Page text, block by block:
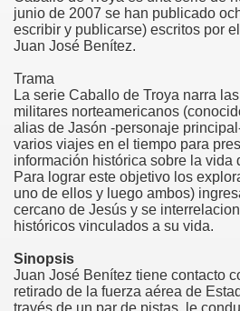
junio de 2007 se han publicado
escribir y publicarse) escritos por
Juan José Benítez.
Trama
La serie Caballo de Troya narra
militares norteamericanos
alias de Jasón -personaje
varios viajes en el tiempo para
información histórica sobre la vida
Para lograr este objetivo los
uno de ellos y luego ambos)
cercano de Jesús y se
históricos vinculados a su vida.
Sinopsis
Juan José Benítez tiene contacto
retirado de la fuerza aérea de
través de un par de pistas, le